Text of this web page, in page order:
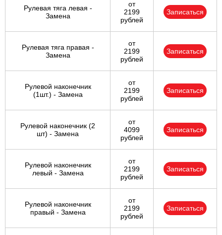
Рулевая тяга левая -
Замена
от
2199
рублей
Записаться
Рулевая тяга правая -
Замена
от
2199
рублей
Записаться
Рулевой наконечник
(1шт.) - Замена
от
2199
рублей
Записаться
Рулевой наконечник (2
шт) - Замена
от
4099
рублей
Записаться
Рулевой наконечник
левый - Замена
от
2199
рублей
Записаться
Рулевой наконечник
правый - Замена
от
2199
рублей
Записаться